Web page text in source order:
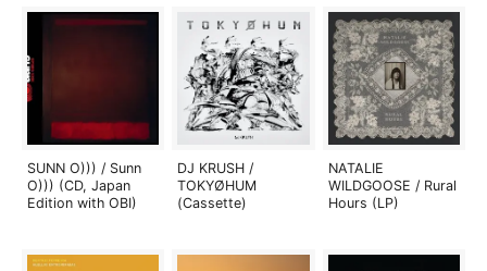
SUNN O))) / Sunn
O))) (CD, Japan
Edition with OBI)
DJ KRUSH /
TOKYØHUM
(Cassette)
NATALIE
WILDGOOSE / Rural
Hours (LP)